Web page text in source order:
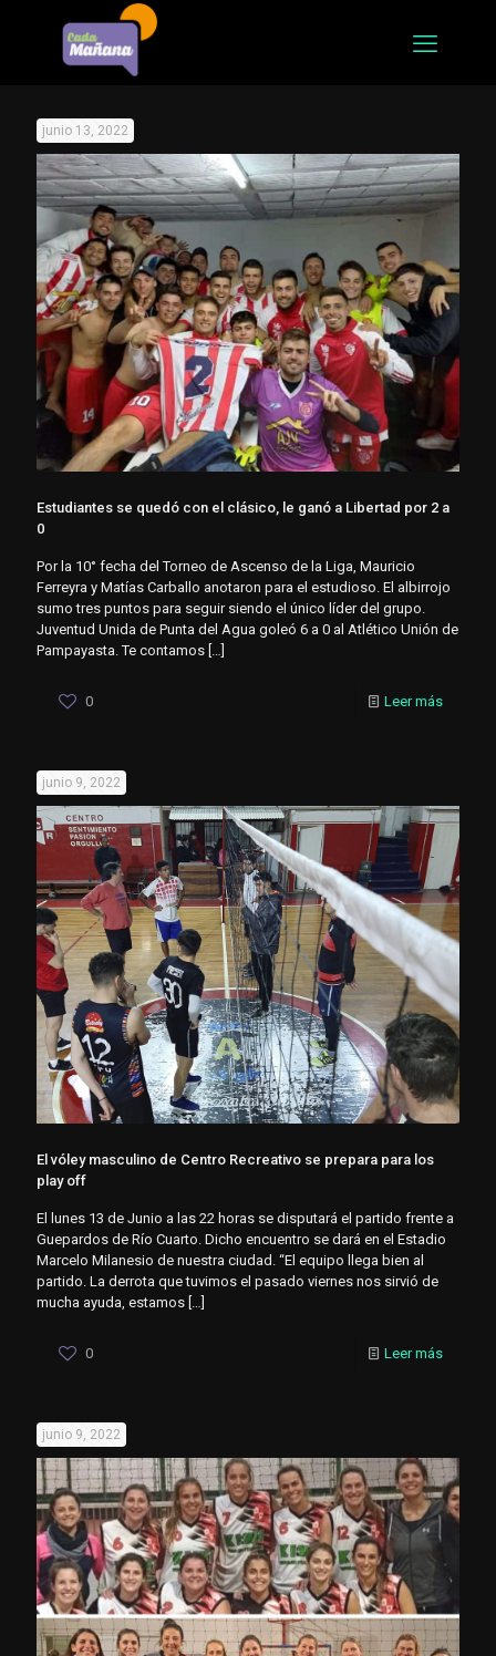
junio 13, 2022
Estudiantes se quedó con el clásico, le ganó a Libertad por 2 a
0
Por la 10° fecha del Torneo de Ascenso de la Liga, Mauricio
Ferreyra y Matías Carballo anotaron para el estudioso. El albirrojo
sumo tres puntos para seguir siendo el único líder del grupo.
Juventud Unida de Punta del Agua goleó 6 a 0 al Atlético Unión de
Pampayasta. Te contamos
0 Leer más
junio 9, 2022
El vóley masculino de Centro Recreativo se prepara para los
play off
El lunes 13 de Junio a las 22 horas se disputará el partido frente a
Guepardos de Río Cuarto. Dicho encuentro se dará en el Estadio
Marcelo Milanesio de nuestra ciudad. “El equipo llega bien al
partido. La derrota que tuvimos el pasado viernes nos sirvió de
mucha ayuda, estamos […]
0 Leer más
junio 9, 2022